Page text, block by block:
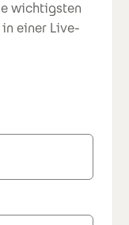
wichtigsten
einer Live-